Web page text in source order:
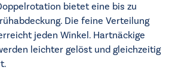
bietet eine bis zu
Die feine Verteilung
jeden Winkel. Hartnäckige
leichter gelöst und gleichzeitig